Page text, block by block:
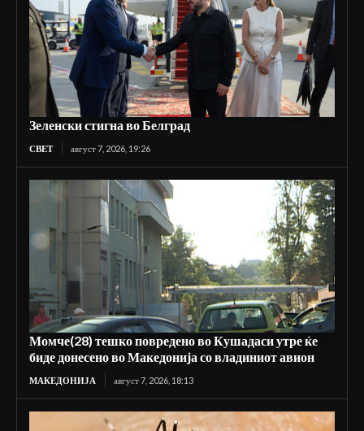
Зеленски стигна во Белград
СВЕТ август 7, 2026, 19:26
Момче(28) тешко повредено во Кушадаси утре ќе
биде донесено во Македонија со владиниот авион
МАКЕДОНИЈА август 7, 2026, 18:13